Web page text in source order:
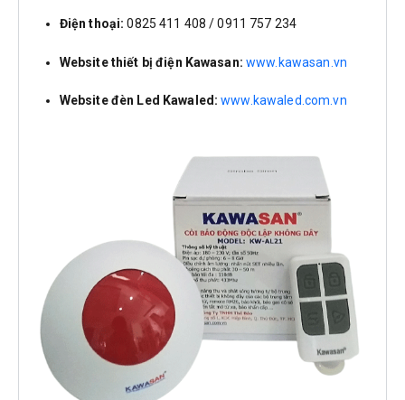
Điện thoại: 0825 411 408 / 0911 757 234
Website thiết bị điện Kawasan: www.kawasan.vn
Website đèn Led Kawaled: www.kawaled.com.vn